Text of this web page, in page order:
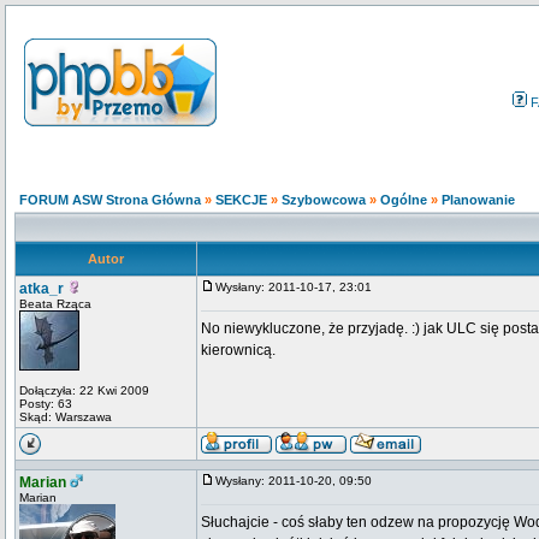
FORUM ASW Strona Główna » SEKCJE » Szybowcowa » Ogólne » Planowanie
Autor
atka_r
Beata Rząca
Dołączyła: 22 Kwi 2009
Posty: 63
Skąd: Warszawa
Wysłany: 2011-10-17, 23:01
No niewykluczone, że przyjadę. :) jak ULC się
kierownicą.
Marian
Marian
Wysłany: 2011-10-20, 09:50
Słuchajcie - coś słaby ten odzew na propozycję